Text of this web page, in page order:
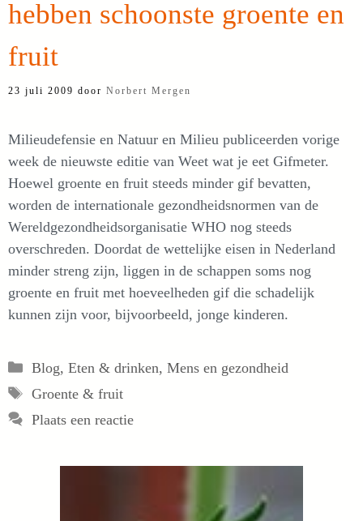
hebben schoonste groente en
fruit
23 juli 2009 door Norbert Mergen
Milieudefensie en Natuur en Milieu publiceerden vorige
week de nieuwste editie van Weet wat je eet Gifmeter.
Hoewel groente en fruit steeds minder gif bevatten,
worden de internationale gezondheidsnormen van de
Wereldgezondheidsorganisatie WHO nog steeds
overschreden. Doordat de wettelijke eisen in Nederland
minder streng zijn, liggen in de schappen soms nog
groente en fruit met hoeveelheden gif die schadelijk
kunnen zijn voor, bijvoorbeeld, jonge kinderen.
Categorieën
Blog, Eten & drinken, Mens en gezondheid
Tags
Groente & fruit
Plaats een reactie